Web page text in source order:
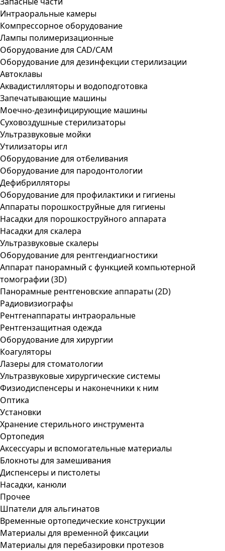
Интраоральные камеры
Компрессорное оборудование
Лампы полимеризационные
Оборудование для CAD/CAM
Оборудование для дезинфекции стерилизации
Автоклавы
Аквадистилляторы и водоподготовка
Запечатывающие машины
Моечно-дезинфицирующие машины
Суховоздушные стерилизаторы
Ультразвуковые мойки
Утилизаторы игл
Оборудование для отбеливания
Оборудование для пародонтологии
Дефибрилляторы
Оборудование для профилактики и гигиены
Аппараты порошкоструйные для гигиены
Насадки для порошкоструйного аппарата
Насадки для скалера
Ультразвуковые скалеры
Оборудование для рентгендиагностики
Аппарат панорамный с функцией компьютерной
томографии (3D)
Панорамные рентгеновские аппараты (2D)
Радиовизиографы
Рентгенаппараты интраоральные
Рентгензащитная одежда
Оборудование для хирургии
Коагуляторы
Лазеры для стоматологии
Ультразвуковые хирургические системы
Физиодиспенсеры и наконечники к ним
Оптика
Установки
Хранение стерильного инструмента
Ортопедия
Аксессуары и вспомогательные материалы
Блокноты для замешивания
Диспенсеры и пистолеты
Насадки, канюли
Прочее
Шпатели для альгинатов
Временные ортопедические конструкции
Материалы для временной фиксации
Материалы для перебазировки протезов